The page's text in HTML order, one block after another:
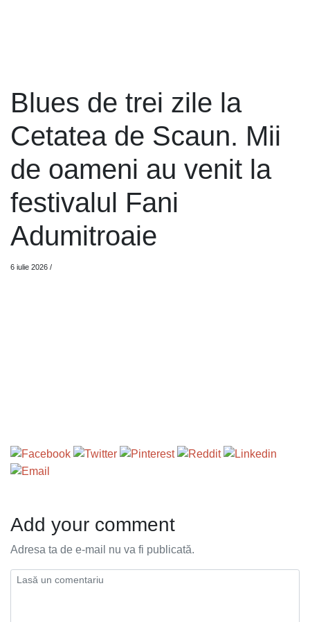
Blues de trei zile la
Cetatea de Scaun. Mii
de oameni au venit la
festivalul Fani
Adumitroaie
6 iulie 2026 /
Add your comment
Adresa ta de e-mail nu va fi publicată.